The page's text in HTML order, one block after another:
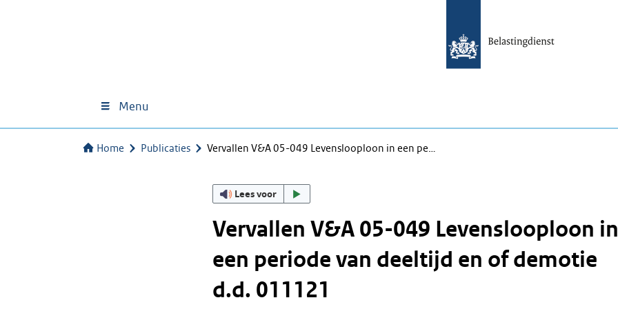
Menu
Home Publicaties Vervallen V&A 05-049 Levenslooploon in een pe…
Lees voor
Vervallen V&A 05-049 Levenslooploon in
een periode van deeltijd en of demotie
d.d. 011121